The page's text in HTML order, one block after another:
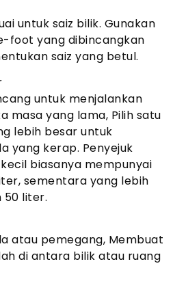
untuk saiz bilik. Gunakan
foot yang dibincangkan
saiz yang betul.
untuk menjalankan
masa yang lama, Pilih satu
lebih besar untuk
yang kerap. Penyejuk
biasanya mempunyai
sementara yang lebih
liter.
atau pemegang, Membuat
di antara bilik atau ruang